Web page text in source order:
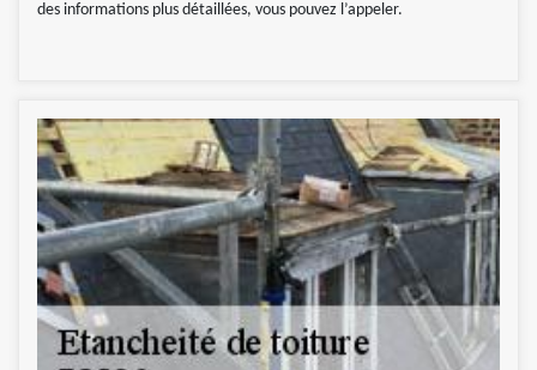
des informations plus détaillées, vous pouvez l’appeler.